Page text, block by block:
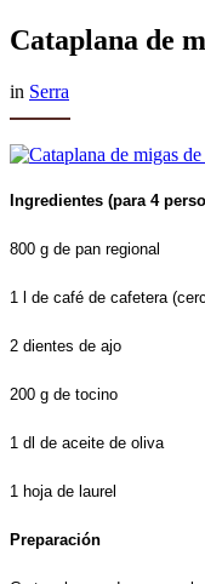
Cataplana de
in Serra
Ingredientes (para 4
800 g de pan regional
1 l de café de cafetera
2 dientes de ajo
200 g de tocino
1 dl de aceite de oliva
1 hoja de laurel
Preparación